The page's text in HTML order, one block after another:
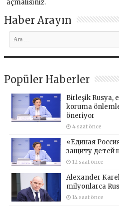
açmalısınız.
Haber Arayın
Popüler Haberler
Birleşik Rusya,
koruma
öneriyor
4 saat önce
«Единая
защиту детей
12 saat önce
Alexander
milyonlarca
14 saat önce